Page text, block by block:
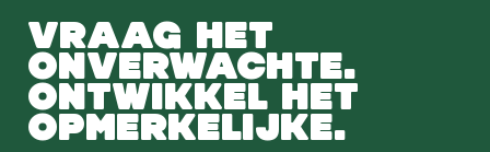
VRAAG HET
ONVERWACHTE.
ONTWIKKEL HET
OPMERKELIJKE.